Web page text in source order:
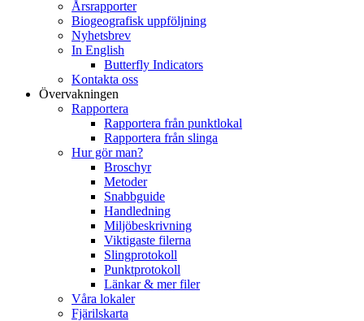
Årsrapporter
Biogeografisk uppföljning
Nyhetsbrev
In English
Butterfly Indicators
Kontakta oss
Övervakningen
Rapportera
Rapportera från punktlokal
Rapportera från slinga
Hur gör man?
Broschyr
Metoder
Snabbguide
Handledning
Miljöbeskrivning
Viktigaste filerna
Slingprotokoll
Punktprotokoll
Länkar & mer filer
Våra lokaler
Fjärilskarta